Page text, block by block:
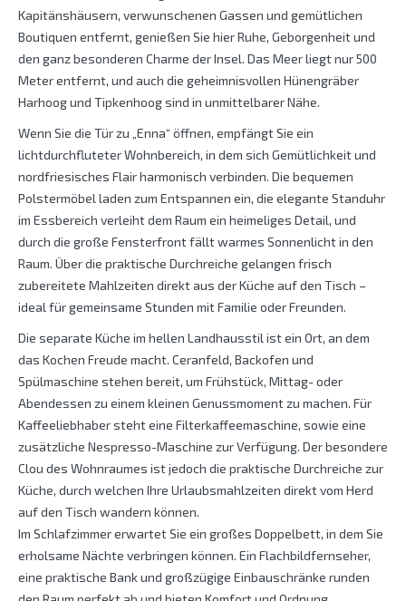
Kapitänshäusern, verwunschenen Gassen und gemütlichen
Boutiquen entfernt, genießen Sie hier Ruhe, Geborgenheit und
den ganz besonderen Charme der Insel. Das Meer liegt nur 500
Meter entfernt, und auch die geheimnisvollen Hünengräber
Harhoog und Tipkenhoog sind in unmittelbarer Nähe.
Wenn Sie die Tür zu „Enna“ öffnen, empfängt Sie ein
lichtdurchfluteter Wohnbereich, in dem sich Gemütlichkeit und
nordfriesisches Flair harmonisch verbinden. Die bequemen
Polstermöbel laden zum Entspannen ein, die elegante Standuhr
im Essbereich verleiht dem Raum ein heimeliges Detail, und
durch die große Fensterfront fällt warmes Sonnenlicht in den
Raum. Über die praktische Durchreiche gelangen frisch
zubereitete Mahlzeiten direkt aus der Küche auf den Tisch –
ideal für gemeinsame Stunden mit Familie oder Freunden.
Die separate Küche im hellen Landhausstil ist ein Ort, an dem
das Kochen Freude macht. Ceranfeld, Backofen und
Spülmaschine stehen bereit, um Frühstück, Mittag- oder
Abendessen zu einem kleinen Genussmoment zu machen. Für
Kaffeeliebhaber steht eine Filterkaffeemaschine, sowie eine
zusätzliche Nespresso-Maschine zur Verfügung. Der besondere
Clou des Wohnraumes ist jedoch die praktische Durchreiche zur
Küche, durch welchen Ihre Urlaubsmahlzeiten direkt vom Herd
auf den Tisch wandern können.
Im Schlafzimmer erwartet Sie ein großes Doppelbett, in dem Sie
erholsame Nächte verbringen können. Ein Flachbildfernseher,
eine praktische Bank und großzügige Einbauschränke runden